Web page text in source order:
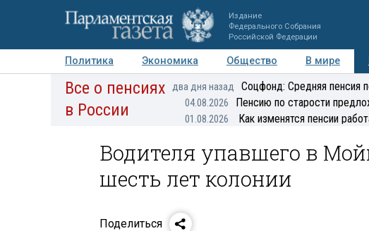
Издание
Федерального Собрания
Российской Федерации
Политика Экономика Общество В мире
Авторы Персоны Мнения Регионы
Все о пенсиях
в России
два дня назад Соцфонд: Средняя пенсия
04.08.2026 Пенсию по старости
01.08.2026 Как изменятся пенсии
Водителя упавшего в
шесть лет колонии
Поделиться